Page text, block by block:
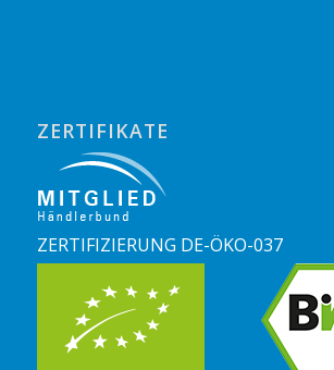
ZERTIFIKATE
ZERTIFIZIERUNG DE-ÖKO-037